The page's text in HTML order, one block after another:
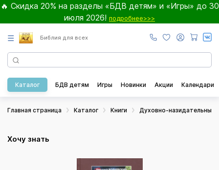
🔥 Скидка 20% на разделы «БДВ детям» и «Игры» до 30
июля 2026! подробнее>>>
☰ Библия для всех
Каталог БДВ детям Игры Новинки Акции Календари
Главная страница Каталог Книги Духовно-назидательные
Хочу знать